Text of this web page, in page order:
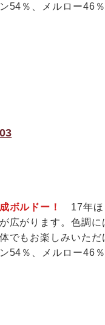
54％、メルロー46
ボルドー！
17年ほ
が広がります。色調
でもお楽しみいただ
54％、メルロー46